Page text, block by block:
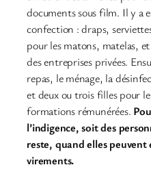
documents sous film. Il y a
confection : draps,
pour les matons, matelas,
des entreprises privées.
repas, le ménage, la
et deux ou trois filles pour
formations rémunérées.
l’indigence, soit des
reste, quand elles peuvent
virements.